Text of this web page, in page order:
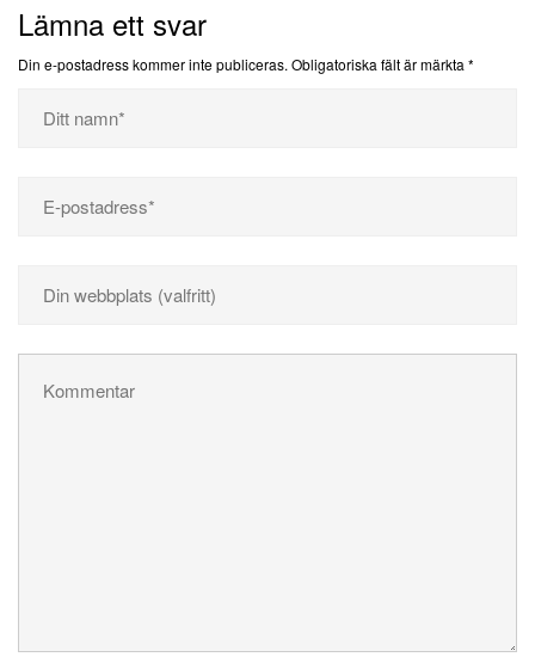
Lämna ett svar
Din e-postadress kommer inte publiceras. Obligatoriska fält är märkta *